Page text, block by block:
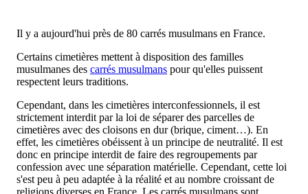
Il y a aujourd'hui près de 80 carrés musulmans en France.
Certains cimetières mettent à disposition des familles
musulmanes des carrés musulmans pour qu'elles puissent
respectent leurs traditions.
Cependant, dans les cimetières interconfessionnels, il est
strictement interdit par la loi de séparer des parcelles de
cimetières avec des cloisons en dur (brique, ciment…). En
effet, les cimetières obéissent à un principe de neutralité. Il est
donc en principe interdit de faire des regroupements par
confession avec une séparation matérielle. Cependant, cette loi
s'est peu à peu adaptée à la réalité et au nombre croissant de